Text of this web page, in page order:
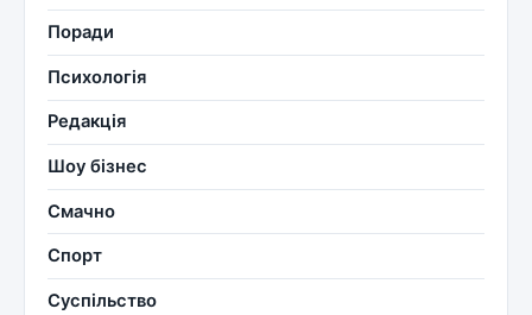
Поради
Психологія
Редакція
Шоу бізнес
Смачно
Спорт
Суспільство